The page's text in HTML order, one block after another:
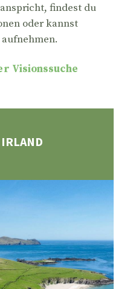
findest du
oder kannst
Visionssuche